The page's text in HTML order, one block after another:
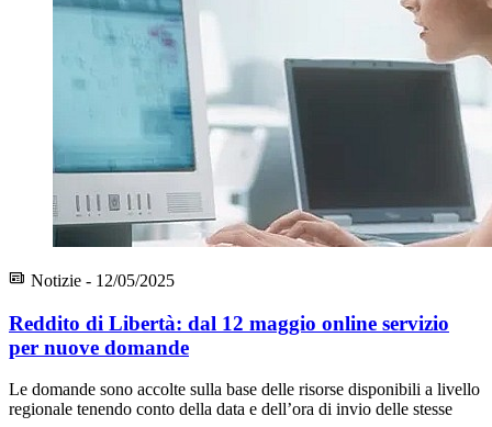
Notizie - 12/05/2025
Reddito di Libertà: dal 12 maggio online servizio
per nuove domande
Le domande sono accolte sulla base delle risorse disponibili a livello
regionale tenendo conto della data e dell’ora di invio delle stesse